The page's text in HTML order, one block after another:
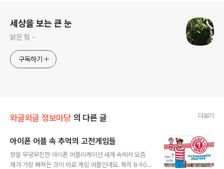
세상을 보는 큰 눈
맑은 힘 -
구독하기
와글와글 정보마당 의 다른 글 더보기
아이폰 어플 속 추억의 고전게임들
정말 무궁무진한 아이폰 어플리케이션 세계 속에서 요즘
제가 가장 빠져든 것이 바로 게임 어플인데요. 특히 8·90